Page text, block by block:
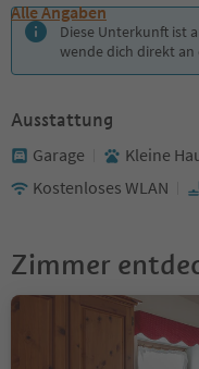
Alle Angaben
Diese Unterkunft ist
wende dich direkt
Ausstattung
Garage
Kleine
Kostenloses WLAN
Zimmer